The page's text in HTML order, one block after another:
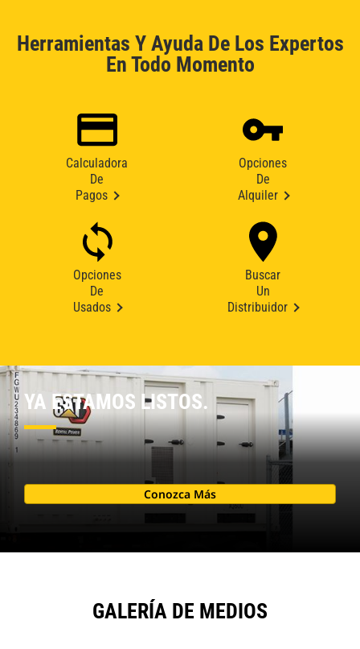
Herramientas Y Ayuda De Los Expertos
En Todo Momento
Calculadora
De
Pagos
Opciones
De
Alquiler
Opciones
De
Usados
Buscar
Un
Distribuidor
YA ESTAMOS LISTOS.
Conozca Más
GALERÍA DE MEDIOS